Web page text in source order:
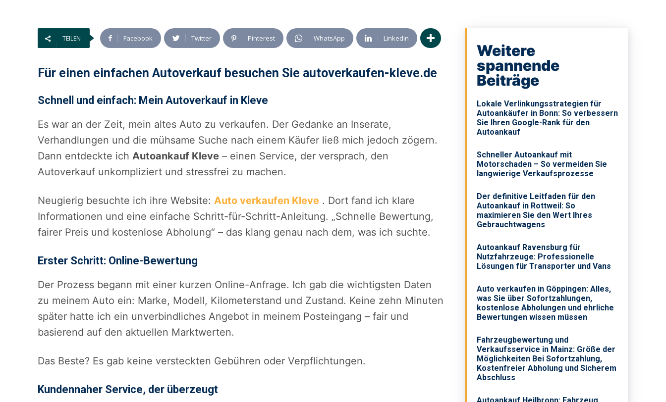
TEILEN Facebook Twitter Pinterest WhatsApp Linkedin
Für einen einfachen Autoverkauf besuchen Sie autoverkaufen-kleve.de
Schnell und einfach: Mein Autoverkauf in Kleve
Es war an der Zeit, mein altes Auto zu verkaufen. Der Gedanke an Inserate,
Verhandlungen und die mühsame Suche nach einem Käufer ließ mich jedoch zögern.
Dann entdeckte ich Autoankauf Kleve – einen Service, der versprach, den
Autoverkauf unkompliziert und stressfrei zu machen.
Neugierig besuchte ich ihre Website: Auto verkaufen Kleve . Dort fand ich klare
Informationen und eine einfache Schritt-für-Schritt-Anleitung. „Schnelle Bewertung,
fairer Preis und kostenlose Abholung“ – das klang genau nach dem, was ich suchte.
Erster Schritt: Online-Bewertung
Der Prozess begann mit einer kurzen Online-Anfrage. Ich gab die wichtigsten Daten
zu meinem Auto ein: Marke, Modell, Kilometerstand und Zustand. Keine zehn Minuten
später hatte ich ein unverbindliches Angebot in meinem Posteingang – fair und
basierend auf den aktuellen Marktwerten.
Das Beste? Es gab keine versteckten Gebühren oder Verpflichtungen.
Kundennaher Service, der überzeugt
Weitere
spannende
Beiträge
Lokale Verlinkungsstrategien für
Autoankäufer in Bonn: So verbessern
Sie Ihren Google-Rank für den
Autoankauf
Schneller Autoankauf mit
Motorschaden – So vermeiden Sie
langwierige Verkaufsprozesse
Der definitive Leitfaden für den
Autoankauf in Rottweil: So
maximieren Sie den Wert Ihres
Gebrauchtwagens
Autoankauf Ravensburg für
Nutzfahrzeuge: Professionelle
Lösungen für Transporter und Vans
Auto verkaufen in Göppingen: Alles,
was Sie über Sofortzahlungen,
kostenlose Abholungen und ehrliche
Bewertungen wissen müssen
Fahrzeugbewertung und
Verkaufsservice in Mainz: Größe der
Möglichkeiten Bei Sofortzahlung,
Kostenfreier Abholung und Sicherem
Abschluss